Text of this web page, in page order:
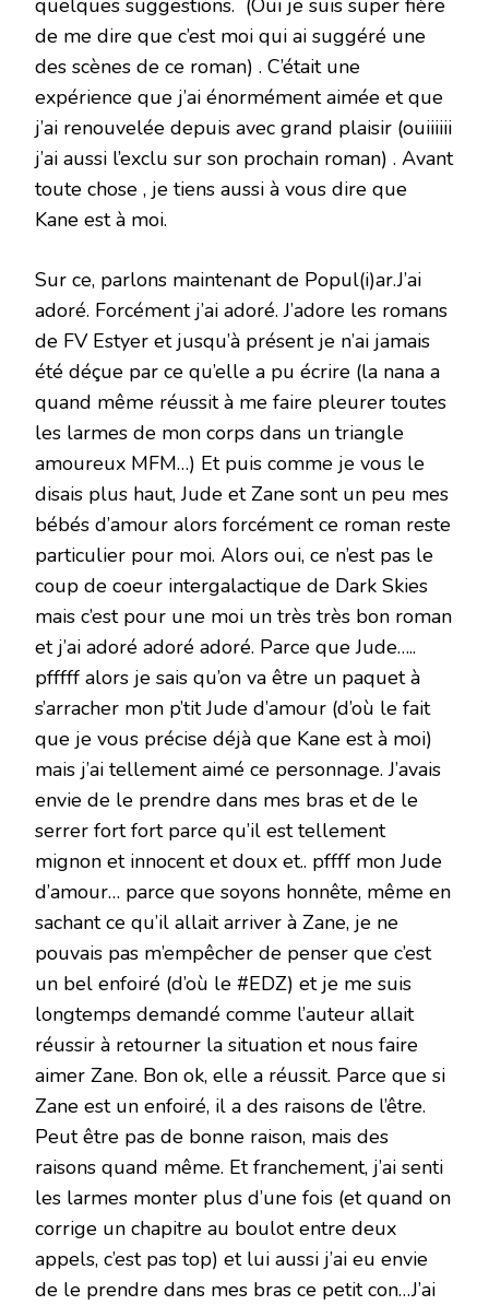
quelques suggestions. (Oui je suis super fière
de me dire que c’est moi qui ai suggéré une
des scènes de ce roman) . C’était une
expérience que j’ai énormément aimée et que
j’ai renouvelée depuis avec grand plaisir (ouiiiiii
j’ai aussi l’exclu sur son prochain roman) . Avant
toute chose , je tiens aussi à vous dire que
Kane est à moi.
Sur ce, parlons maintenant de Popul(i)ar.J’ai
adoré. Forcément j’ai adoré. J’adore les romans
de FV Estyer et jusqu’à présent je n’ai jamais
été déçue par ce qu’elle a pu écrire (la nana a
quand même réussit à me faire pleurer toutes
les larmes de mon corps dans un triangle
amoureux MFM…) Et puis comme je vous le
disais plus haut, Jude et Zane sont un peu mes
bébés d’amour alors forcément ce roman reste
particulier pour moi. Alors oui, ce n’est pas le
coup de coeur intergalactique de Dark Skies
mais c’est pour une moi un très très bon roman
et j’ai adoré adoré adoré. Parce que Jude…..
pfffff alors je sais qu’on va être un paquet à
s’arracher mon p’tit Jude d’amour (d’où le fait
que je vous précise déjà que Kane est à moi)
mais j’ai tellement aimé ce personnage. J’avais
envie de le prendre dans mes bras et de le
serrer fort fort parce qu’il est tellement
mignon et innocent et doux et.. pffff mon Jude
d’amour… parce que soyons honnête, même en
sachant ce qu’il allait arriver à Zane, je ne
pouvais pas m’empêcher de penser que c’est
un bel enfoiré (d’où le #EDZ) et je me suis
longtemps demandé comme l’auteur allait
réussir à retourner la situation et nous faire
aimer Zane. Bon ok, elle a réussit. Parce que si
Zane est un enfoiré, il a des raisons de l’être.
Peut être pas de bonne raison, mais des
raisons quand même. Et franchement, j’ai senti
les larmes monter plus d’une fois (et quand on
corrige un chapitre au boulot entre deux
appels, c’est pas top) et lui aussi j’ai eu envie
de le prendre dans mes bras ce petit con…J’ai